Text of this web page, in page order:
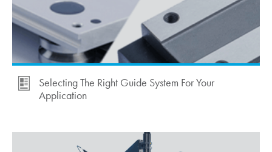
Selecting The Right Guide System For Your
Application